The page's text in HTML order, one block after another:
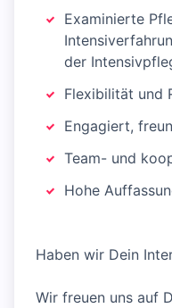
Examinierte
der
Flexibilität und
Engagiert,
Team- und
Hohe
Haben wir Dein
Wir freuen uns auf